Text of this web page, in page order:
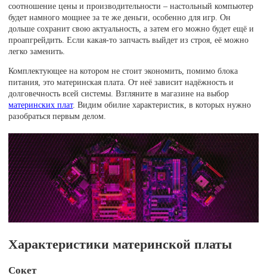
соотношение цены и производительности – настольный компьютер
будет намного мощнее за те же деньги, особенно для игр. Он
дольше сохранит свою актуальность, а затем его можно будет ещё и
проапгрейдить. Если какая-то запчасть выйдет из строя, её можно
легко заменить.
Комплектующее на котором не стоит экономить, помимо блока
питания, это материнская плата. От неё зависит надёжность и
долговечность всей системы. Взгляните в магазине на выбор
материнских плат. Видим обилие характеристик, в которых нужно
разобраться первым делом.
Характеристики материнской платы
Сокет